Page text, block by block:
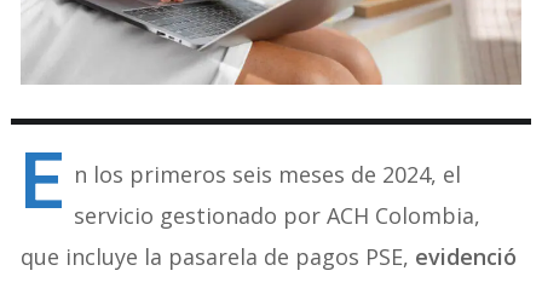
E n los primeros seis meses de 2024, el
servicio gestionado por ACH Colombia,
que incluye la pasarela de pagos PSE, evidenció